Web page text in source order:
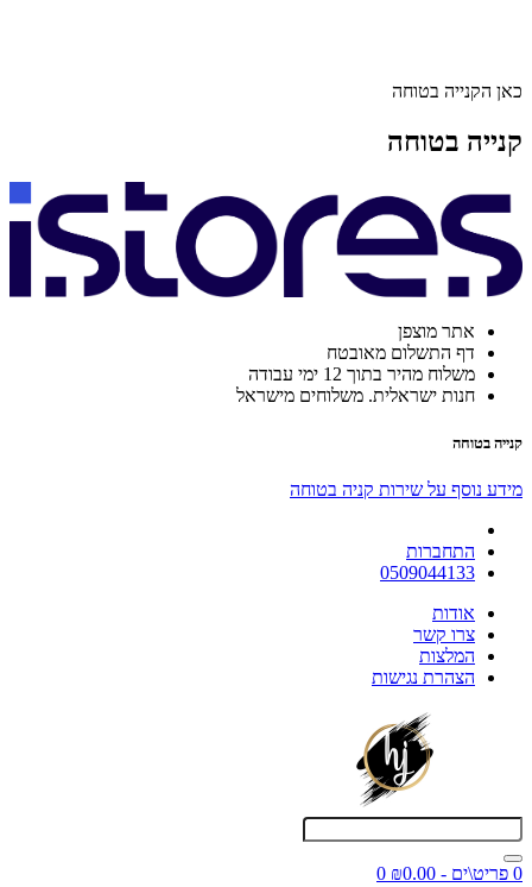
כאן הקנייה בטוחה
קנייה בטוחה
אתר מוצפן
דף התשלום מאובטח
משלוח מהיר בתוך 12 ימי עבודה
חנות ישראלית. משלוחים מישראל
קנייה בטוחה
מידע נוסף על שירות קניה בטוחה
התחברות
0509044133
אודות
צרו קשר
המלצות
הצהרת נגישות
0 פריט\ים - ₪0.00
0